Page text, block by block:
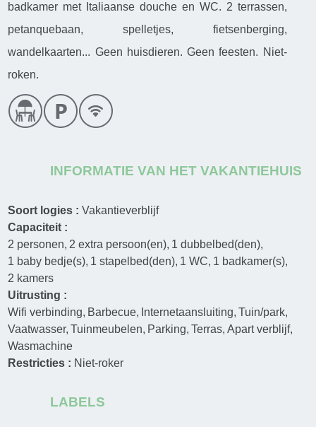
badkamer met Italiaanse douche en WC. 2 terrassen,
petanquebaan, spelletjes, fietsenberging,
wandelkaarten... Geen huisdieren. Geen feesten. Niet-
roken.
INFORMATIE VAN HET VAKANTIEHUIS
Soort logies :Vakantieverblijf
Capaciteit :
2 personen 2 extra persoon(en) 1 dubbelbed(den)
1 baby bedje(s) 1 stapelbed(den) 1 WC 1 badkamer(s)
2 kamers
Uitrusting :
Wifi verbinding Barbecue Internetaansluiting Tuin/park
Vaatwasser Tuinmeubelen Parking Terras Apart verblijf
Wasmachine
Restricties : Niet-roker
LABELS